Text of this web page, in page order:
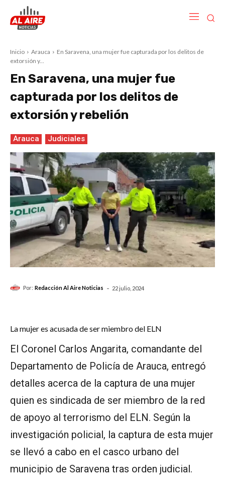
Inicio Arauca
En Saravena, una mujer fue capturada por los delitos de
extorsión y...
En Saravena, una mujer fue
capturada por los delitos de
extorsión y rebelión
Arauca Judiciales
Por: Redacción Al Aire Noticias - 22 julio, 2024
La mujer es acusada de ser miembro del ELN
El Coronel Carlos Angarita, comandante del
Departamento de Policía de Arauca, entregó
detalles acerca de la captura de una mujer
quien es sindicada de ser miembro de la red
de apoyo al terrorismo del ELN. Según la
investigación policial, la captura de esta mujer
se llevó a cabo en el casco urbano del
municipio de Saravena tras orden judicial.